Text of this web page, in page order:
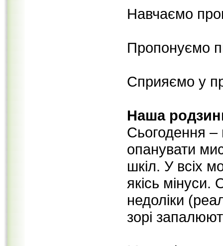
Навчаємо
Пропонуємо
Сприяємо у
Наша
Сьогодення –
опанувати
шкіл. У всіх
якісь мінуси.
недоліки
зорі